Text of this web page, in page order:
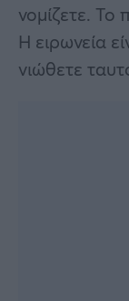
νομίζετε.
Η ειρωνεία
νιώθετε